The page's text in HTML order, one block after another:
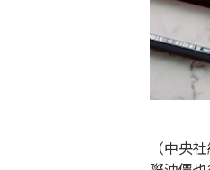
（中央